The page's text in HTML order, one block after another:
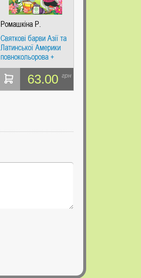
Ромашкіна Р.
Святкові барви Азії та
Латинської Америки
повнокольорова +
вкладка театр на столі
63.00 грн